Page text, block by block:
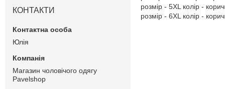
розмір - 5XL колір -
розмір - 6XL колір -
КОНТАКТИ
Юлія
Магазин чоловічого одягу
Pavelshop